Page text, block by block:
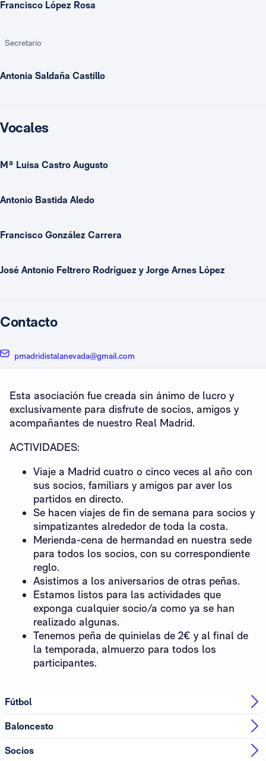
Francisco López Rosa
Secretario
Antonia Saldaña Castillo
Vocales
Mª Luisa Castro Augusto
Antonio Bastida Aledo
Francisco González Carrera
José Antonio Feltrero Rodríguez y Jorge Arnes López
Contacto
pmadridistalanevada@gmail.com
Esta asociación fue creada sin ánimo de lucro y
exclusivamente para disfrute de socios, amigos y
acompañantes de nuestro Real Madrid.
ACTIVIDADES:
Viaje a Madrid cuatro o cinco veces al año con
sus socios, familiars y amigos par aver los
partidos en directo.
Se hacen viajes de fin de semana para socios y
simpatizantes alrededor de toda la costa.
Merienda-cena de hermandad en nuestra sede
para todos los socios, con su correspondiente
reglo.
Asistimos a los aniversarios de otras peñas.
Estamos listos para las actividades que
exponga cualquier socio/a como ya se han
realizado algunas.
Tenemos peña de quinielas de 2€ y al final de
la temporada, almuerzo para todos los
participantes.
Fútbol
Baloncesto
Socios